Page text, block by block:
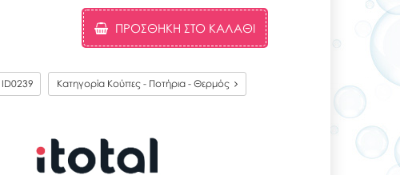
ΠΡΟΣΘΉΚΗ ΣΤΟ ΚΑΛΆΘΙ
ID0239 Κατηγορία Κούπες - Ποτήρια - Θερμός